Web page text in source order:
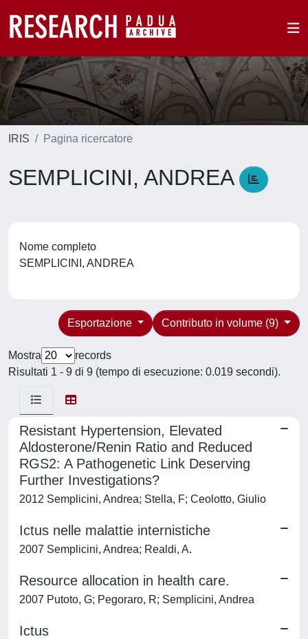
IRIS Pagina ricercatore
SEMPLICINI, ANDREA
Nome completo
SEMPLICINI, ANDREA
Contributo in volume (9)
Esportazione
Mostra
records
Risultati 1 - 9 di 9 (tempo di esecuzione: 0.019 secondi).
Resistant Hypertension, Elevated
Aldosterone/Renin Ratio and Reduced
RGS2: A Pathogenetic Link Deserving
Further Investigations?
2012 Semplicini, Andrea; Stella, F; Ceolotto, Giulio
Ictus nelle malattie internistiche
2007 Semplicini, Andrea; Realdi, A.
Resource allocation in health care.
2007 Putoto, G; Pegoraro, R; Semplicini, Andrea
Ictus